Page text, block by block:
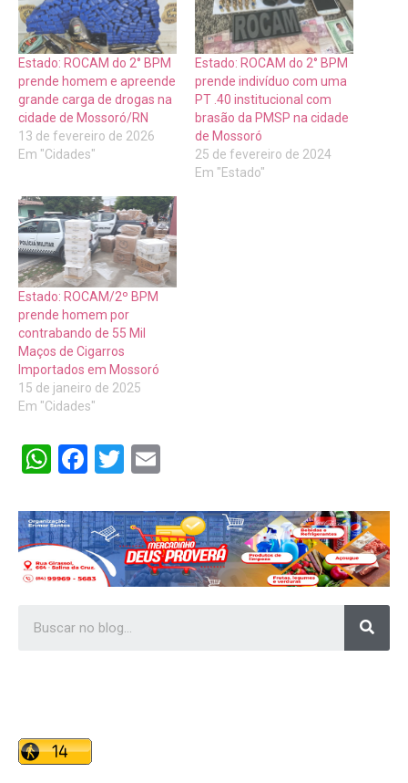
Estado: ROCAM do 2° BPM
prende homem e apreende
grande carga de drogas na
cidade de Mossoró/RN
13 de fevereiro de 2026
Em "Cidades"
Estado: ROCAM do 2° BPM
prende indivíduo com uma
PT .40 institucional com
brasão da PMSP na cidade
de Mossoró
25 de fevereiro de 2024
Em "Estado"
Estado: ROCAM/2º BPM
prende homem por
contrabando de 55 Mil
Maços de Cigarros
Importados em Mossoró
15 de janeiro de 2025
Em "Cidades"
WhatsApp
Facebook
Twitter